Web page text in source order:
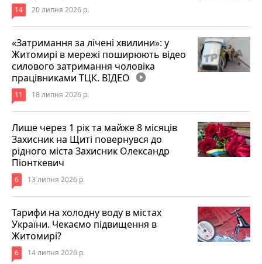
14 20 липня 2026 р.
«Затримання за лічені хвилини»: у
Житомирі в мережі поширюють відео
силового затримання чоловіка
працівниками ТЦК. ВІДЕО play_circle_filled
11 18 липня 2026 р.
Лише через 1 рік та майже 8 місяців
Захисник на Щиті повернувся до
рідного міста Захисник Олександр
Піонткевич
6 13 липня 2026 р.
Тарифи на холодну воду в містах
України. Чекаємо підвищення в
Житомирі?
6 14 липня 2026 р.